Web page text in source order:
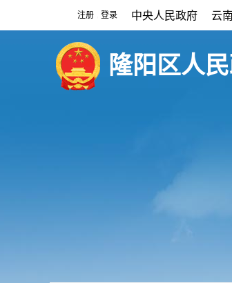
注册 登录 中央人民政府 云
隆阳区人